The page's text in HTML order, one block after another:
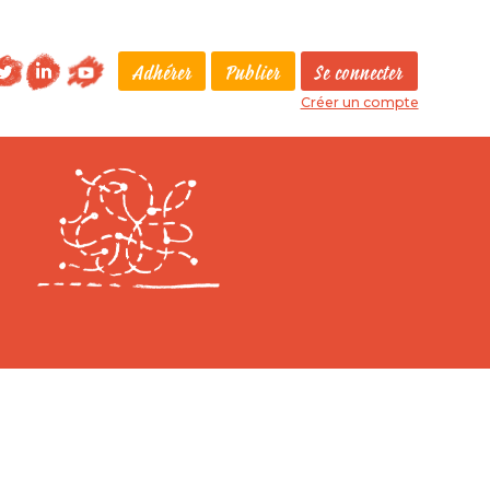
Adhérer Publier Se connecter
Créer un compte